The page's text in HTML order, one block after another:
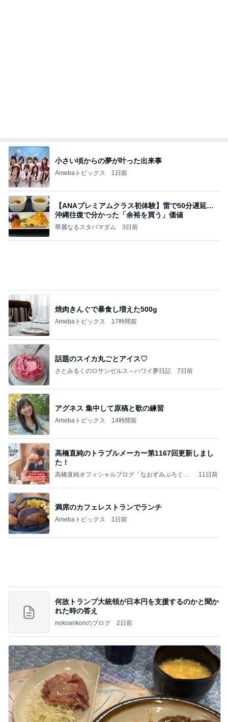
小さい頃からの夢が叶った出来事
Amebaトピックス 1日前
【ANAプレミアムクラス初体験】雷で50分遅延…
沖縄往復で分かった「余裕を買う」価値
華麗なるスタバマダム 3日前
焼肉きんぐで暴食し増えた500g
Amebaトピックス 17時間前
話題のスイカ丸ごとアイス♡
さとみるくのロサンゼルス⇔ハワイ夢日記 7日前
アグネス 集中して原稿と歌の練習
Amebaトピックス 14時間前
高橋直純のトラブルメーカー第1167回更新しまし
た！
高橋直純オフィシャルブログ「なおずみぶろぐ」
11日前
満席のカフェレストランでランチ
Amebaトピックス 1日前
何故トランプ大統領が日本円を支援するのかと聞か
れた時の答え
nokoarikonのブログ 2日前